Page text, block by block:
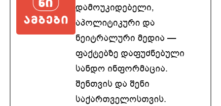
დამოუკიდებელი,
აპოლიტიკური და
ნეიტრალური მედია —
ფაქტებზე დაფუძნებული
სანდო ინფორმაცია.
შენთვის და შენი
საქართველოსთვის.